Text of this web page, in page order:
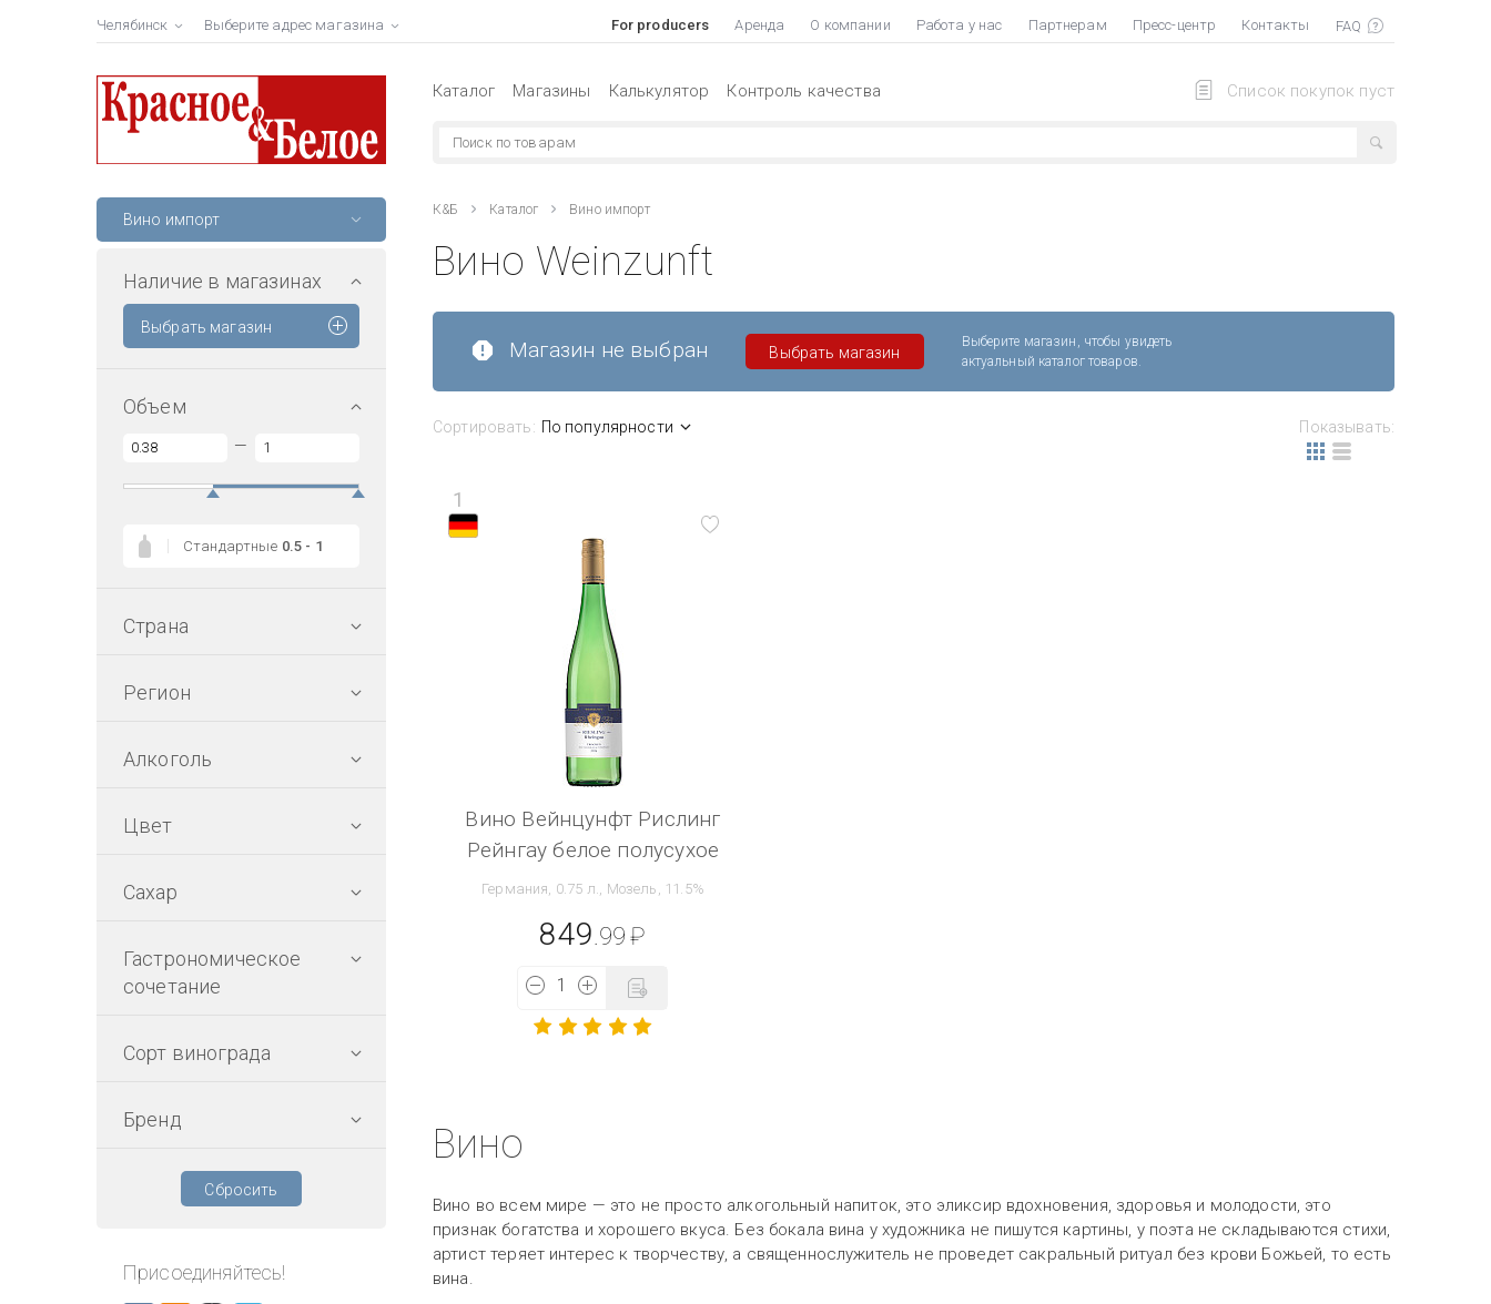
Челябинск Выберите адрес магазина For producers Аренда О компании Работа у нас Партнерам Пресс-центр Контакты
Список покупок пуст
Каталог Магазины Калькулятор Контроль качества
Вино импорт
Наличие в магазинах
Выбрать магазин
Объем
—
Стандартные 0.5 - 1
Страна
Регион
Алкоголь
Цвет
Сахар
Гастрономическое
сочетание
Сорт винограда
Бренд
Сбросить
Присоединяйтесь!
К&Б Каталог Вино импорт
Вино Weinzunft
Магазин не выбран Выбрать магазин
Выберите магазин, чтобы увидеть
актуальный каталог товаров.
Сортировать: По популярности Показывать:
1
Вино Вейнцунфт Рислинг
Рейнгау белое полусухое
Германия, 0.75 л., Мозель, 11.5%
849 .99 ₽
Вино
Вино во всем мире — это не просто алкогольный напиток, это эликсир вдохновения, здоровья и молодости, это
признак богатства и хорошего вкуса. Без бокала вина у художника не пишутся картины, у поэта не складываются стихи,
артист теряет интерес к творчеству, а священнослужитель не проведет сакральный ритуал без крови Божьей, то есть
вина.